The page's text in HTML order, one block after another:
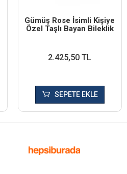
Gümüş Rose İsimli Kişiye
Özel Taşlı Bayan Bileklik
2.425,50 TL
SEPETE EKLE